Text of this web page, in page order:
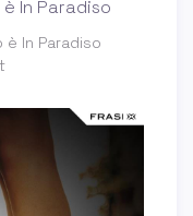
è In Paradiso